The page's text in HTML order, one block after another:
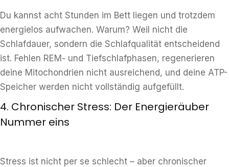
Du kannst acht Stunden im Bett liegen und trotzdem
energielos aufwachen. Warum? Weil nicht die
Schlafdauer, sondern die Schlafqualität entscheidend
ist. Fehlen REM- und Tiefschlafphasen, regenerieren
deine Mitochondrien nicht ausreichend, und deine ATP-
Speicher werden nicht vollständig aufgefüllt.
4. Chronischer Stress: Der Energieräuber
Nummer eins
Stress ist nicht per se schlecht – aber chronischer